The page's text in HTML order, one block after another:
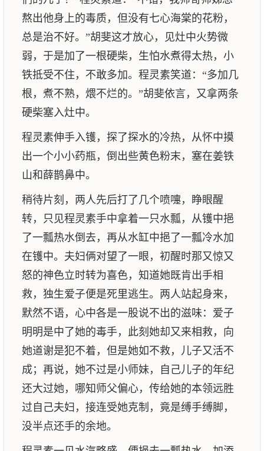
熬出他身上的毒质，但没有七心海棠的花粉，
总是治不好。”胡斐这才放心，见灶中火势微
弱，于是加了一根硬柴，生怕水煮得太热，小
铁抵受不住，不敢多加。程灵素笑道：“多加几
根，煮不熟，煨不烂的。”胡斐依言，又拿两条
硬柴塞入灶中。
程灵素伸手入镬，探了探水的冷热，从怀中摸
出一个小小药瓶，倒出些黄色粉末，塞在姜铁
山和薛鹊鼻中。
稍待片刻，两人先后打了几个喷嚏，睁眼醒
转，只见程灵素手中拿着一只水瓢，从镬中挹
了一瓢热水倒去，再从水缸中挹了一瓢冷水加
在镬中。夫妇俩对望了一眼，初醒时那又惊又
怒的神色立时转为喜色，知道她既肯出手相
救，独生爱子便是死里逃生。两人站起身来，
默然不语，心中各是一股说不出的滋味：爱子
明明是中了她的毒手，此刻她却又来相救，向
她道谢是犯不着，但是她如不救，儿子又活不
成；再说，她不过是小师妹，自己儿子的年纪
还大过她，哪知师父偏心，传给她的本领远胜
过自己夫妇，接连受她克制，竟是缚手缚脚，
没半点还手的余地。